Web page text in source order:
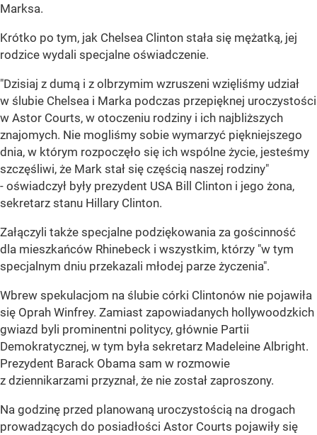
Marksa.
Krótko po tym, jak Chelsea Clinton stała się mężatką, jej
rodzice wydali specjalne oświadczenie.
"Dzisiaj z dumą i z olbrzymim wzruszeni wzięliśmy udział
w ślubie Chelsea i Marka podczas przepięknej uroczystości
w Astor Courts, w otoczeniu rodziny i ich najbliższych
znajomych. Nie mogliśmy sobie wymarzyć piękniejszego
dnia, w którym rozpoczęło się ich wspólne życie, jesteśmy
szczęśliwi, że Mark stał się częścią naszej rodziny"
- oświadczył były prezydent USA Bill Clinton i jego żona,
sekretarz stanu Hillary Clinton.
Załączyli także specjalne podziękowania za gościnność
dla mieszkańców Rhinebeck i wszystkim, którzy "w tym
specjalnym dniu przekazali młodej parze życzenia".
Wbrew spekulacjom na ślubie córki Clintonów nie pojawiła
się Oprah Winfrey. Zamiast zapowiadanych hollywoodzkich
gwiazd byli prominentni politycy, głównie Partii
Demokratycznej, w tym była sekretarz Madeleine Albright.
Prezydent Barack Obama sam w rozmowie
z dziennikarzami przyznał, że nie został zaproszony.
Na godzinę przed planowaną uroczystością na drogach
prowadzących do posiadłości Astor Courts pojawiły się